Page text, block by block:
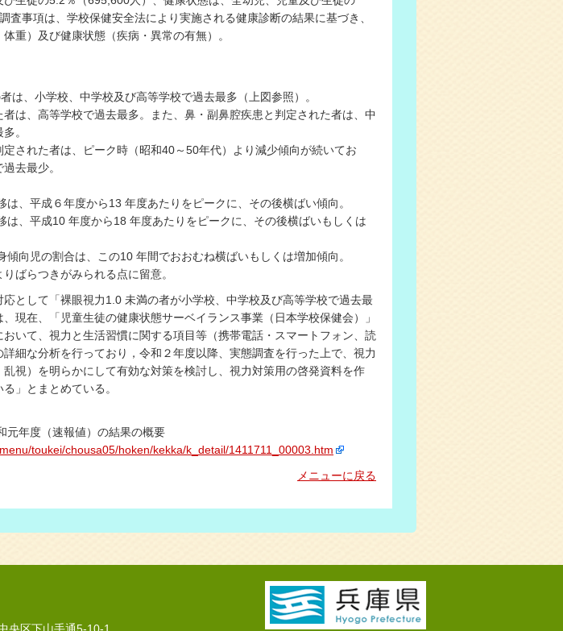
査事項は、学校保健安全法により実施される健康診断の結果に基づき、
重）及び健康状態（疾病・異常の有無）。
は、小学校、中学校及び高等学校で過去最多（上図参照）。
者は、高等学校で過去最多。また、鼻・副鼻腔疾患と判定された者は、中
。
定された者は、ピーク時（昭和40～50年代）より減少傾向が続いてお
去最少。
は、平成６年度から13 年度あたりをピークに、その後横ばい傾向。
は、平成10 年度から18 年度あたりをピークに、その後横ばいもしくは
傾向児の割合は、この10 年間でおおむね横ばいもしくは増加傾向。
ばらつきがみられる点に留意。
として「裸眼視力1.0 未満の者が小学校、中学校及び高等学校で過去最
現在、「児童生徒の健康状態サーベイランス事業（日本学校保健会）」
おいて、視力と生活習慣に関する項目等（携帯電話・スマートフォン、読
細な分析を行っており，令和２年度以降、実態調査を行った上で、視力
視）を明らかにして有効な対策を検討し、視力対策用の啓発資料を作
」とまとめている。
年度（速報値）の結果の概要
toukei/chousa05/hoken/kekka/k_detail/1411711_00003.htm
メニューに戻る